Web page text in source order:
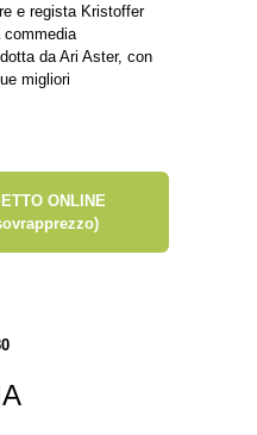
e regista Kristoffer
commedia
da Ari Aster, con
migliori
ONLINE